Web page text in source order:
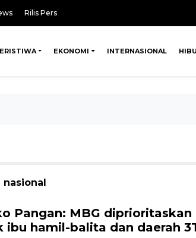
Rilis Pers
EKONOMI INTERNASIONAL
Pangan: MBG diprioritaskan
ibu hamil-balita dan daerah